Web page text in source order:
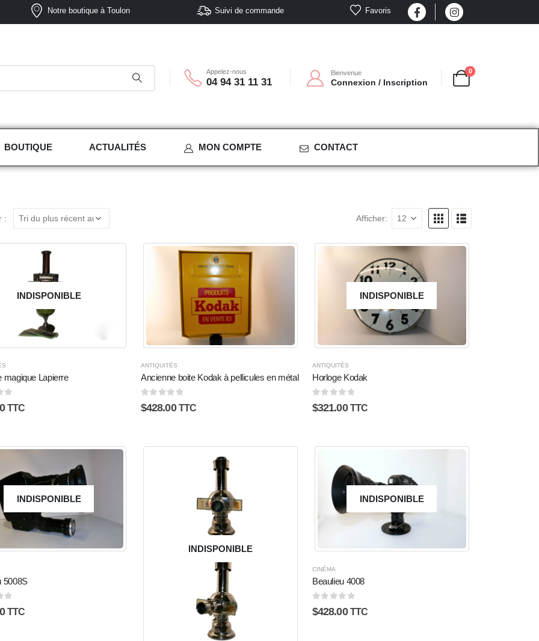
Notre boutique à Toulon Suivi de commande Favoris
Appelez-nous
04 94 31 11 31
Bienvenue
Connexion / Inscription
0
BOUTIQUE ACTUALITÉS MON COMPTE CONTACT
: Afficher:
INDISPONIBLE
magique Lapierre
TTC
ANTIQUITÉS
Ancienne boite Kodak à pellicules en métal
0 sur 5
$428.00 TTC
INDISPONIBLE
ANTIQUITÉS
Horloge Kodak
0 sur 5
$321.00 TTC
INDISPONIBLE
5008S
TTC
INDISPONIBLE
INDISPONIBLE
CINÉMA
Beaulieu 4008
0 sur 5
$428.00 TTC